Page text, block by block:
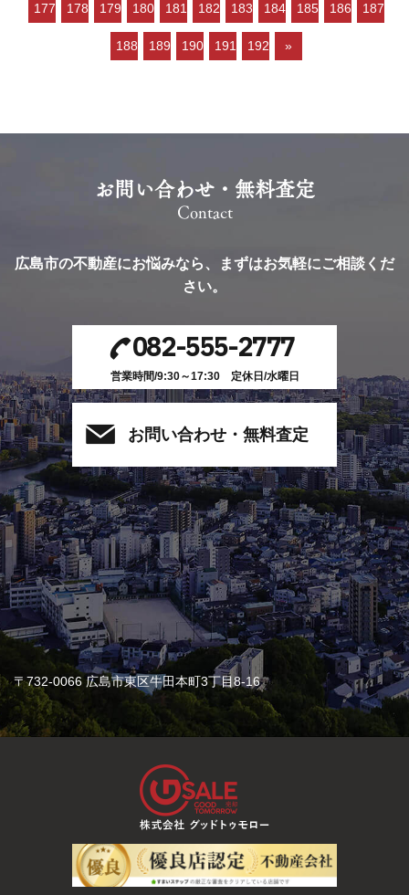
177 178 179 180 181 182 183 184 185 186 187
188 189 190 191 192 »
お問い合わせ・無料査定
Contact
広島市の不動産にお悩みなら、
まずはお気軽にご相談くだ
さい。
082-555-2777
営業時間/9:30～17:30 定休日/水曜日
お問い合わせ・無料査定
〒732-0066 広島市東区牛田本町3丁目8-16